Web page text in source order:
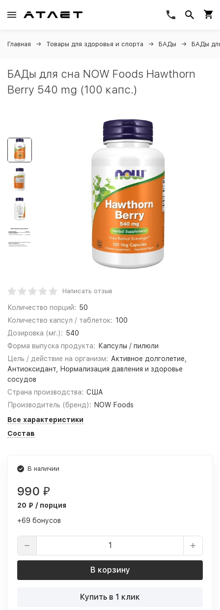
Главная Товары для здоровья и спорта БАДы БАДы
БАДы для сна NOW Foods Hawthorn
Berry 540 mg (100 капс.)
Написать отзыв
Количество порций: 50
Количество капсул / таблеток: 100
Дозировка (мг.): 540
Форма выпуска продукта:
Капсулы / пилюли
Цель / действие на организм: Активное долголетие,
Антиоксидант, Нормализация давления и здоровье
сосудов
Страна производства: США
Производитель (бренд): NOW Foods
Все характеристики
Состав
В наличии
990 ₽
20 ₽ / порция
+69 бонусов
В корзину
Купить в 1 клик